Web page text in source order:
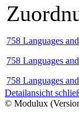
758 Languages
758 Languages
758 Languages
Detailansicht
© Modulux